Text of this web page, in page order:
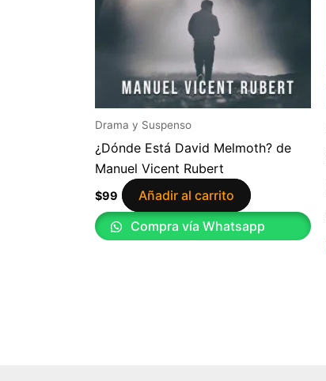
Drama y Suspenso
¿Dónde Está David Melmoth? de
Manuel Vicent Rubert
$99
Añadir al carrito
Compra vía Whatsapp